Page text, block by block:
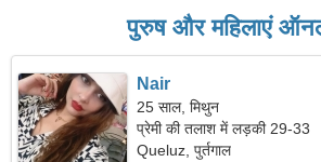
पुरुष और महिलाएं
Nair
25 साल, मिथुन
प्रेमी की तलाश में लड़की 29-33
Queluz, पुर्तगाल